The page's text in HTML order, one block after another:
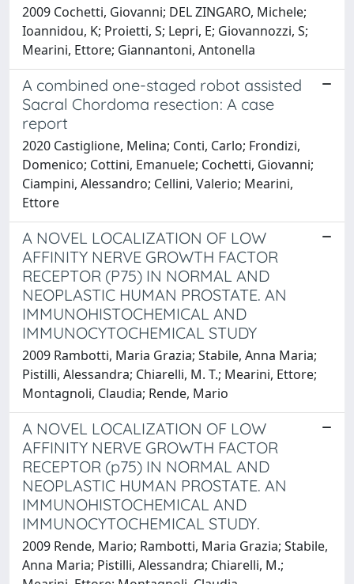
2009 Cochetti, Giovanni; DEL ZINGARO, Michele;
Ioannidou, K; Proietti, S; Lepri, E; Giovannozzi, S;
Mearini, Ettore; Giannantoni, Antonella
A combined one-staged robot assisted
Sacral Chordoma resection: A case
report
2020 Castiglione, Melina; Conti, Carlo; Frondizi,
Domenico; Cottini, Emanuele; Cochetti, Giovanni;
Ciampini, Alessandro; Cellini, Valerio; Mearini,
Ettore
A NOVEL LOCALIZATION OF LOW
AFFINITY NERVE GROWTH FACTOR
RECEPTOR (P75) IN NORMAL AND
NEOPLASTIC HUMAN PROSTATE. AN
IMMUNOHISTOCHEMICAL AND
IMMUNOCYTOCHEMICAL STUDY
2009 Rambotti, Maria Grazia; Stabile, Anna Maria;
Pistilli, Alessandra; Chiarelli, M. T.; Mearini, Ettore;
Montagnoli, Claudia; Rende, Mario
A NOVEL LOCALIZATION OF LOW
AFFINITY NERVE GROWTH FACTOR
RECEPTOR (p75) IN NORMAL AND
NEOPLASTIC HUMAN PROSTATE. AN
IMMUNOHISTOCHEMICAL AND
IMMUNOCYTOCHEMICAL STUDY.
2009 Rende, Mario; Rambotti, Maria Grazia; Stabile,
Anna Maria; Pistilli, Alessandra; Chiarelli, M.;